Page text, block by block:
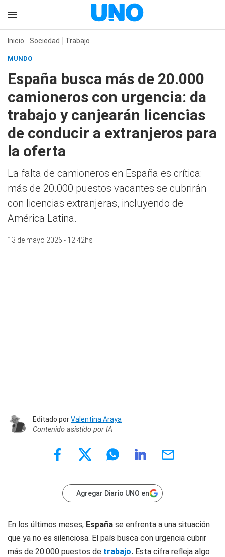
Inicio Sociedad Trabajo
MUNDO
España busca más de 20.000
camioneros con urgencia: da
trabajo y canjearán licencias
de conducir a extranjeros para
la oferta
La falta de camioneros en España es crítica:
más de 20.000 puestos vacantes se cubrirán
con licencias extranjeras, incluyendo de
América Latina.
13 de mayo 2026 - 12:42hs
Editado porValentina Araya
Contenido asistido por IA
Agregar Diario UNO en
En los últimos meses, España se enfrenta a una situación
que ya no es silenciosa. El país busca con urgencia cubrir
más de 20.000 puestos de trabajo. Esta cifra refleja algo